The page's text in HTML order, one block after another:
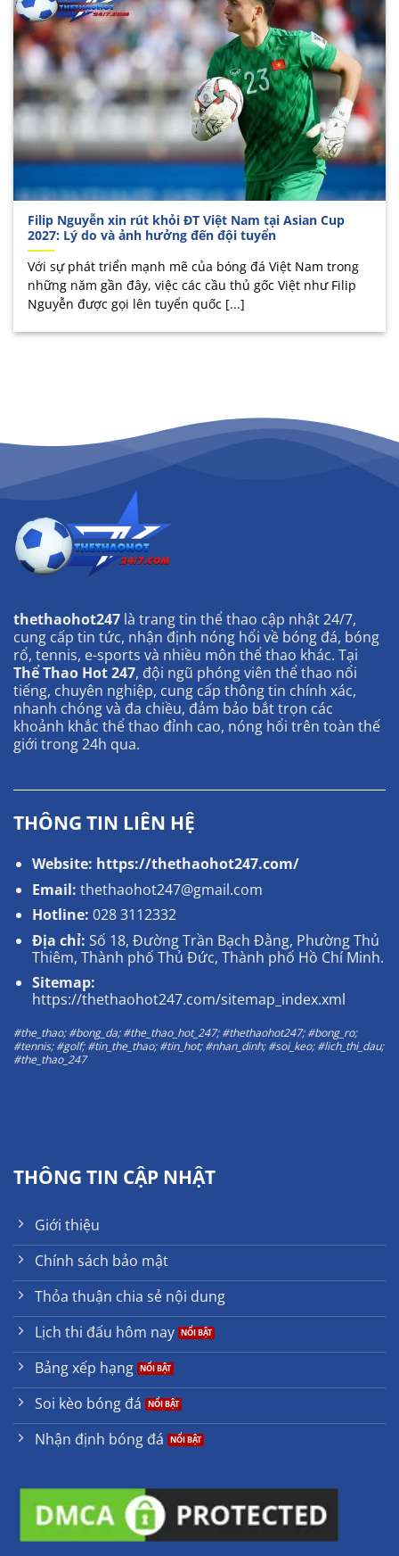
Filip Nguyễn xin rút khỏi ĐT Việt Nam tại Asian Cup
2027: Lý do và ảnh hưởng đến đội tuyển
Với sự phát triển mạnh mẽ của bóng đá Việt Nam trong
những năm gần đây, việc các cầu thủ gốc Việt như Filip
Nguyễn được gọi lên tuyển quốc [...]
thethaohot247 là trang tin thể thao cập nhật 24/7,
cung cấp tin tức, nhận định nóng hổi về bóng đá, bóng
rổ, tennis, e-sports và nhiều môn thể thao khác. Tại
Thể Thao Hot 247, đội ngũ phóng viên thể thao nổi
tiếng, chuyên nghiệp, cung cấp thông tin chính xác,
nhanh chóng và đa chiều, đảm bảo bắt trọn các
khoảnh khắc thể thao đỉnh cao, nóng hổi trên toàn thế
giới trong 24h qua.
THÔNG TIN LIÊN HỆ
Website: https://thethaohot247.com/
Email: thethaohot247@gmail.com
Hotline: 028 3112332
Địa chỉ: Số 18, Đường Trần Bạch Đằng, Phường Thủ
Thiêm, Thành phố Thủ Đức, Thành phố Hồ Chí Minh.
Sitemap:
https://thethaohot247.com/sitemap_index.xml
#the_thao; #bong_da; #the_thao_hot_247; #thethaohot247; #bong_ro;
#tennis; #golf; #tin_the_thao; #tin_hot; #nhan_dinh; #soi_keo; #lich_thi_dau;
#the_thao_247
THÔNG TIN CẬP NHẬT
Giới thiệu
Chính sách bảo mật
Thỏa thuận chia sẻ nội dung
Lịch thi đấu hôm nay
Bảng xếp hạng
Soi kèo bóng đá
Nhận định bóng đá